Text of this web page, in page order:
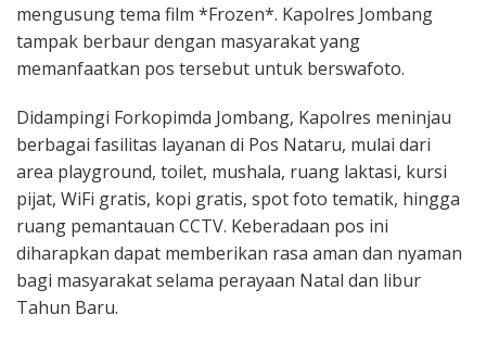
mengusung tema film *Frozen*. Kapolres Jombang
tampak berbaur dengan masyarakat yang
memanfaatkan pos tersebut untuk berswafoto.
Didampingi Forkopimda Jombang, Kapolres meninjau
berbagai fasilitas layanan di Pos Nataru, mulai dari
area playground, toilet, mushala, ruang laktasi, kursi
pijat, WiFi gratis, kopi gratis, spot foto tematik, hingga
ruang pemantauan CCTV. Keberadaan pos ini
diharapkan dapat memberikan rasa aman dan nyaman
bagi masyarakat selama perayaan Natal dan libur
Tahun Baru.